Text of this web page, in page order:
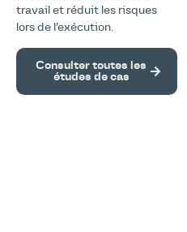
travail et réduit les risques
lors de l’exécution.
Consulter toutes les
études de cas